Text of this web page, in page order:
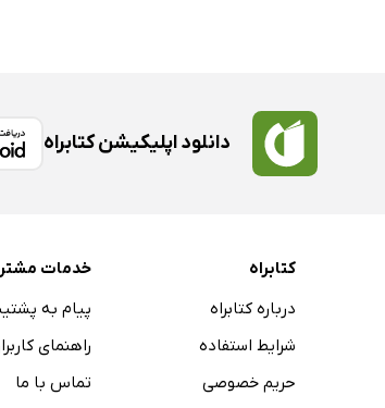
دانلود اپلیکیشن کتابراه
کتابراه
درباره کتابراه
شرایط استفاده
حریم خصوصی
خدمات
پیام به
راهنمای
تماس با ما